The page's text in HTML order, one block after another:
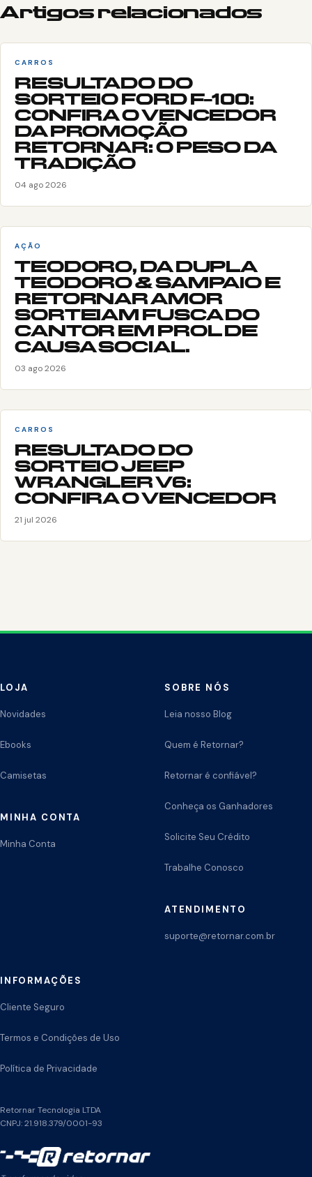
Artigos relacionados
CARROS
RESULTADO DO
SORTEIO FORD F-100:
CONFIRA O VENCEDOR
DA PROMOÇÃO
RETORNAR: O PESO DA
TRADIÇÃO
04 ago 2026
AÇÃO
TEODORO, DA DUPLA
TEODORO & SAMPAIO E
RETORNAR AMOR
SORTEIAM FUSCA DO
CANTOR EM PROL DE
CAUSA SOCIAL.
03 ago 2026
CARROS
RESULTADO DO
SORTEIO JEEP
WRANGLER V6:
CONFIRA O VENCEDOR
21 jul 2026
LOJA
Novidades
Ebooks
Camisetas
MINHA CONTA
Minha Conta
SOBRE NÓS
Leia nosso Blog
Quem é Retornar?
Retornar é confiável?
Conheça os Ganhadores
Solicite Seu Crédito
Trabalhe Conosco
ATENDIMENTO
suporte@retornar.com.br
INFORMAÇÕES
Cliente Seguro
Termos e Condições de Uso
Política de Privacidade
Retornar Tecnologia LTDA
CNPJ: 21.918.379/0001-93